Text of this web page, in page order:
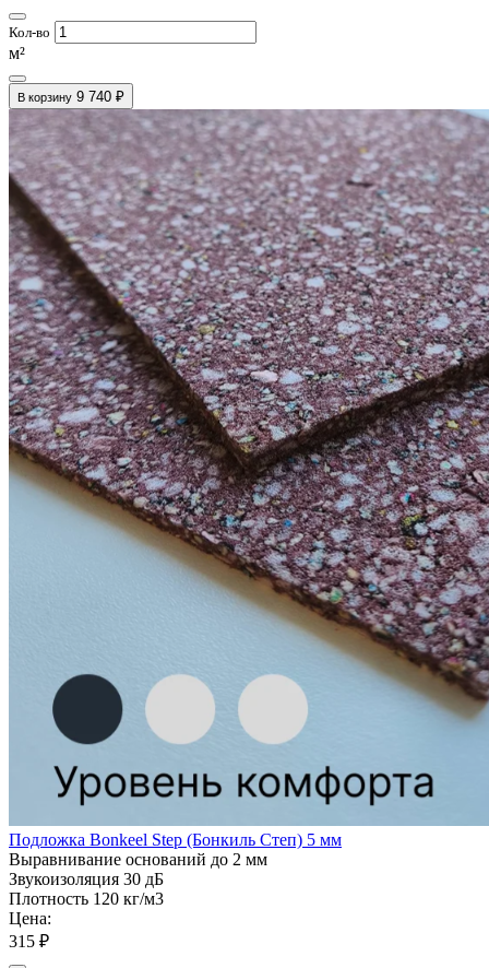
Кол-во
м²
В корзину 9 740 ₽
Подложка Bonkeel Step (Бонкиль Степ) 5 мм
Выравнивание оснований до 2 мм
Звукоизоляция 30 дБ
Плотность 120 кг/м3
Цена:
315 ₽